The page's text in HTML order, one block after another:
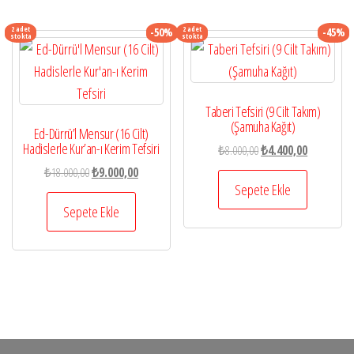
2 adet
stokta -50%
Ed-Dürrü’l Mensur (16 Cilt)
Hadislerle Kur’an-ı Kerim Tefsiri
₺18.000,00Orijinal
fiyat:
₺18.000,00.
₺9.000,00Şu
Sepete Ekle
2 adet
stokta -45%
Taberi Tefsiri (9 Cilt Takım)
(Şamuha Kağıt)
₺8.000,00Orijinal
fiyat:
₺8.000,00.
₺4.400,00Şu
andaki
₺4.400,00.
Sepete Ekle